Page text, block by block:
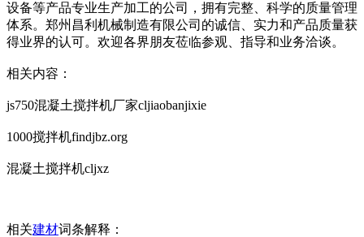
设备等产品专业生产加工的公司，拥有完整、科学的质量管理
体系。郑州昌利机械制造有限公司的诚信、实力和产品质量获
得业界的认可。欢迎各界朋友莅临参观、指导和业务洽谈。
相关内容：
js750混凝土搅拌机厂家cljiaobanjixie
1000搅拌机findjbz.org
混凝土搅拌机cljxz
相关建材词条解释：